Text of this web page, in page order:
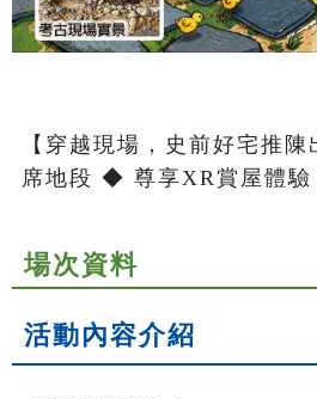
【穿越現場，史前好宅推
席地段 ◆ 尊享XR賞屋體驗
場次資料
活動內容介紹